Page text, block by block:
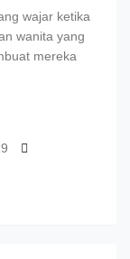
wajar ketika
wanita yang
mereka